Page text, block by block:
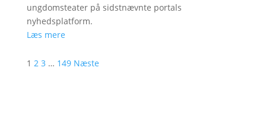
ungdomsteater på sidstnævnte portals
nyhedsplatform.
Læs mere
1 2 3 … 149 Næste